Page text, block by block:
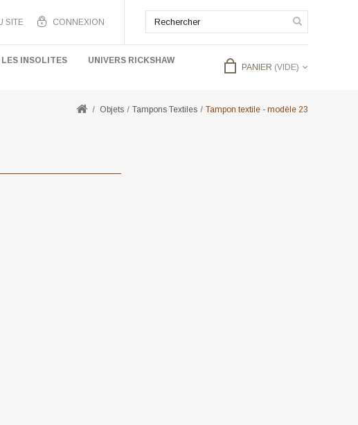
CONNEXION
SITE
PANIER (VIDE)
LES INSOLITES UNIVERS RICKSHAW
Objets Tampons Textiles Tampon textile - modèle 23